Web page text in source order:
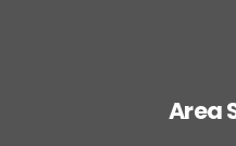
Area